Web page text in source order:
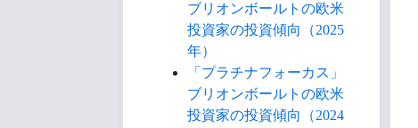
ブリオンボールトの欧米
投資家の投資傾向（2025
年）
「プラチナフォーカス」
ブリオンボールトの欧米
投資家の投資傾向（2024